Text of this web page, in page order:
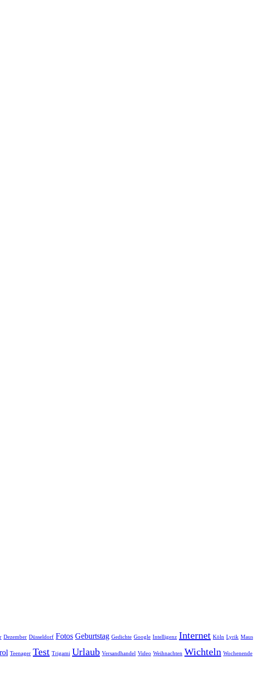
Dezember Düsseldorf Fotos Geburtstag Gedichte Google Intelligenz Internet Köln Lyrik Maus
Teenager Test Trigami Urlaub Versandhandel Video Weihnachten Wichteln Wochenende